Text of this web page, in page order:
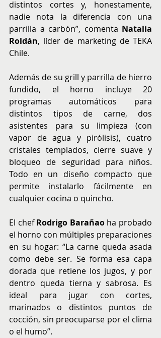
distintos cortes y, honestamente,
nadie nota la diferencia con una
parrilla a carbón”, comenta Natalia
Roldán, líder de marketing de TEKA
Chile.
Además de su grill y parrilla de hierro
fundido, el horno incluye 20
programas automáticos para
distintos tipos de carne, dos
asistentes para su limpieza (con
vapor de agua y pirólisis), cuatro
cristales templados, cierre suave y
bloqueo de seguridad para niños.
Todo en un diseño compacto que
permite instalarlo fácilmente en
cualquier cocina o quincho.
El chef Rodrigo Barañao ha probado
el horno con múltiples preparaciones
en su hogar: “La carne queda asada
como debe ser. Se forma esa capa
dorada que retiene los jugos, y por
dentro queda tierna y sabrosa. Es
ideal para jugar con cortes,
marinados o distintos puntos de
cocción, sin preocuparse por el clima
o el humo”.